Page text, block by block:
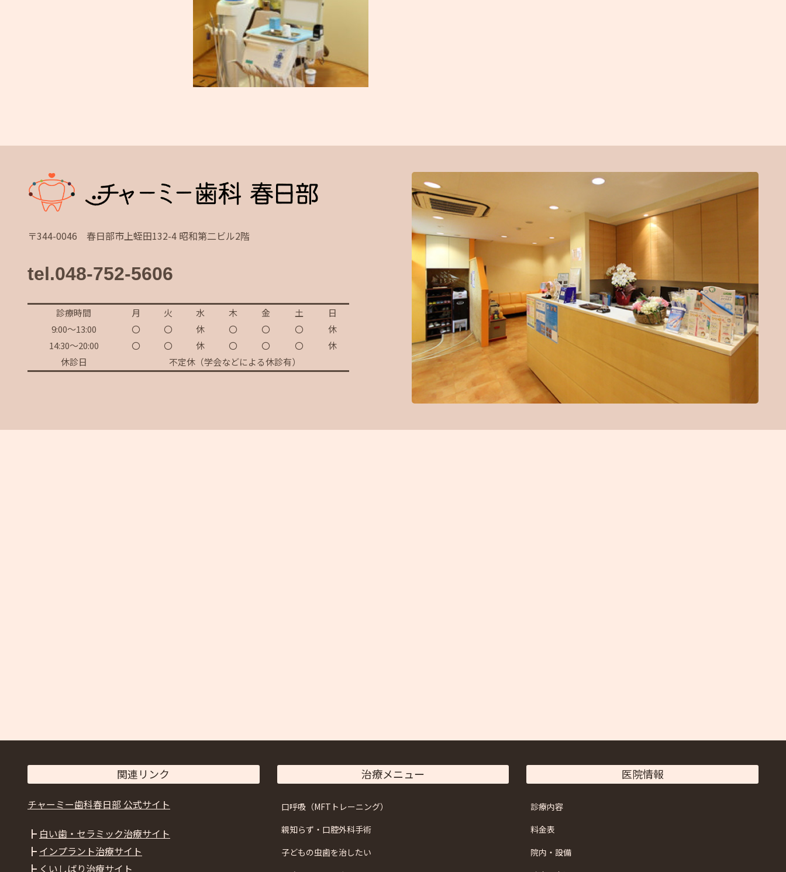
〒344-0046 春日部市上蛭田132-4 昭和第二ビル2階
tel.048-752-5606
診療時間 月 火 水 木 金 土
日
9:00～13:00
〇 〇 休 〇 〇 〇
休
14:30～20:00
〇 〇 休 〇 〇 〇
休
休診日
不定休（学会などによる休診有）
関連リンク
チャーミー歯科春日部 公式サイト
┣ 白い歯・セラミック治療サイト
┣ インプラント治療サイト
┣ くいしばり治療サイト
治療メニュー
口呼吸（MFTトレーニング）
親知らず・口腔外科手術
子どもの虫歯を治したい
医院情報
診療内容
料金表
院内・設備